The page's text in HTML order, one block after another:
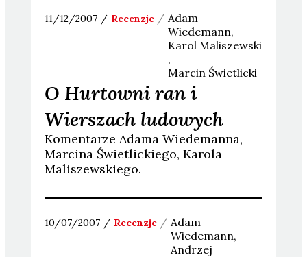
11/12/2007 Recenzje
Adam
Wiedemann
KarolMaliszewski
MarcinŚwietlicki
O Hurtowni ran i
Wierszach ludowych
Komentarze Adama Wiedemanna,
Marcina Świetlickiego, Karola
Maliszewskiego.
10/07/2007 Recenzje
Adam
Wiedemann
Andrzej